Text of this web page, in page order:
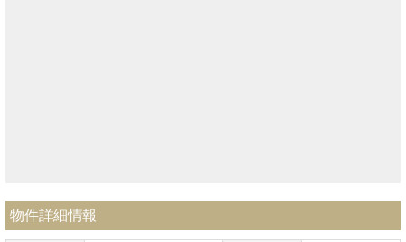
物件詳細情報